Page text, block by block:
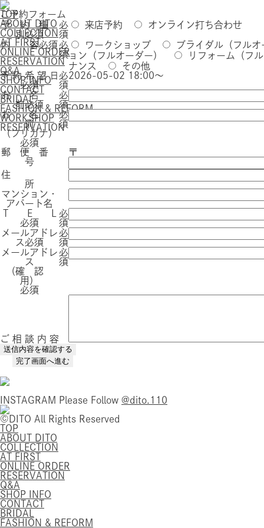
TOP
ABOUT DITO
COLLECTION
AT FIRST
ONLINE ORDER
RESERVATION
Q&A
SHOP INFO
CONTACT
BRIDAL
FASHION & REFORM
WORKSHOP
RESERVATION
ご予約フォーム
予 約 種
別必須
必
須
来店予約 オンライン打ち合わせ
内 容必須 必
須
ワークショップ
ブライダル（フルオ
ョン（フルオーダー）
リフォーム（フ
ナンス
その他
予 約 希 望 日
必須
必
須
2026-05-02 18:00～
お 名
前必須
必
須
お 名
前
（フリガナ）
必須
必
須
郵 便 番
号
〒
住
所
マンション・
アパート名
T E L
必須
必
須
メールアドレ
ス 必須
必
須
メールアドレ
ス
（確 認
用）
必須
必
須
ご 相 談 内 容
INSTAGRAM Please Follow @dito.110
©DITO All Rights Reserved
TOP
ABOUT DITO
COLLECTION
AT FIRST
ONLINE ORDER
RESERVATION
Q&A
SHOP INFO
CONTACT
BRIDAL
FASHION & REFORM